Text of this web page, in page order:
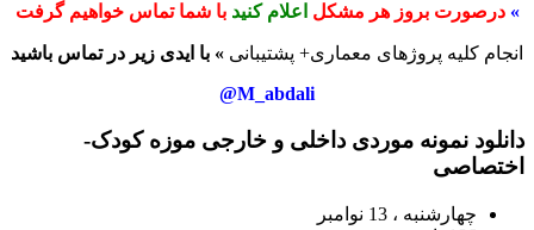
» درصورت بروز هر مشکل اعلام کنید با شما تماس خواهیم گرفت
انجام کلیه پروژهای معماری+ پشتیبانی » با ایدی زیر در تماس باشید
M_abdali@
دانلود نمونه موردی داخلی و خارجی موزه کودک-
اختصاصی
چهارشنبه ، 13 نوامبر